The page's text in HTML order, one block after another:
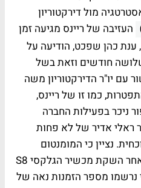
מול דירקטוריון
העזיבה של ריינס מגיעה זמן
כהן שפכט, הודיעה על
חודשים וזאת בשל
עם יו"ר הדירקטוריון משה
כמו זו של ריינס,
ניכר בפעילות החברה
ראלי אדיר של לא פחות
נציין כי המומנטום
החיובי האחרון במניה הגיע לאחר השקת מכשיר הגלקסי S8
נרשמו מספר הזמנות נאה של